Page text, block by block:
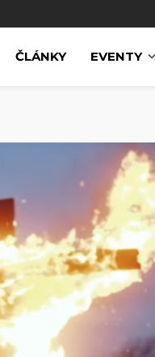
ČLÁNKY EVENTY